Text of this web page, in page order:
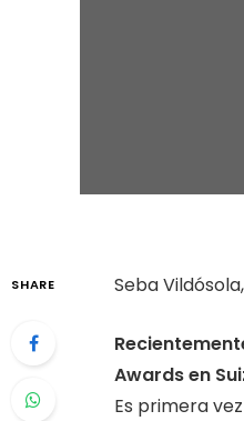
SHARE Seba
Awards en
Es primera